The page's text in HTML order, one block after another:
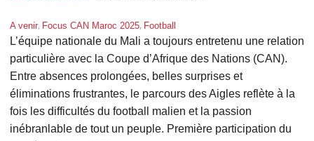
A venir, Focus CAN Maroc 2025, Football
L’équipe nationale du Mali a toujours entretenu une relation
particulière avec la Coupe d’Afrique des Nations (CAN).
Entre absences prolongées, belles surprises et
éliminations frustrantes, le parcours des Aigles reflète à la
fois les difficultés du football malien et la passion
inébranlable de tout un peuple. Première participation du